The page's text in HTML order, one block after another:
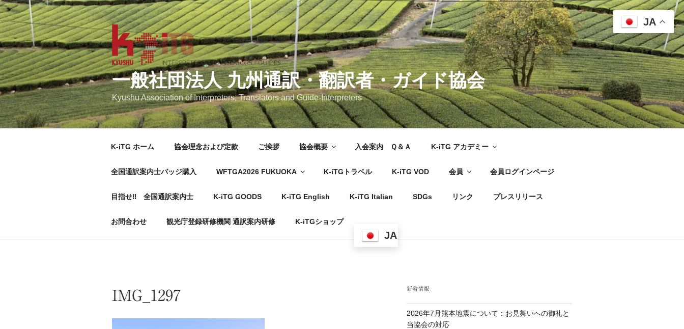
コ
ン
テ
ン
ツ
へ
ス
キ
ッ
プ
一般社団法人 九州通訳・翻訳者・ガイド協会
Kyushu Association of Interpreters, Translators and Guide-Interpreters
K-iTG ホーム 協会理念および定款 ご挨拶 協会概要 入会案内 Ｑ＆Ａ K-iTG アカデミー
全国通訳案内士バッジ購入 WFTGA2026 FUKUOKA K-iTGトラベル K-iTG VOD 会員 会員ログインページ
目指せ‼ 全国通訳案内士 K-iTG GOODS K-iTG English K-iTG Italian SDGs リンク プレスリリース
お問合わせ 観光庁登録研修機関 通訳案内研修 K-iTGショップ
JA
IMG_1297 新着情報
2026年7月熊本地震について：お見舞いへの御礼と
当協会の対応
JA